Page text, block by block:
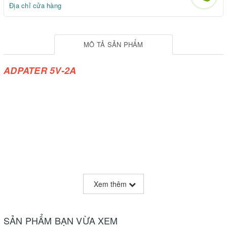
Địa chỉ cửa hàng
MÔ TẢ SẢN PHẨM
ADPATER 5V-2A
Xem thêm
SẢN PHẨM BẠN VỪA XEM